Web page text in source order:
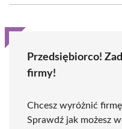
Przedsiębiorco!
firmy!
Chcesz wyróżnić
Sprawdź jak możesz